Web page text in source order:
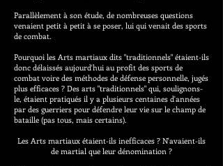
Parallèlement à son étude, de nombreuses questions
venaient petit à petit à se poser, lui qui venait des sports
de combat.
Pourquoi les Arts martiaux dits "traditionnels" étaient-ils
donc délaissés aujourd'hui au profit des sports de
combat voire des méthodes de défense personnelle, jugés
plus efficaces ? Des arts "traditionnels" qui, soulignons-
le, étaient pratiqués il y a plusieurs centaines d'années
par des guerriers pour défendre leur vie sur le champ de
bataille (pas tous, mais certains).
Les Arts martiaux étaient-ils inefficaces ? N'avaient-ils
de martial que leur dénomination ?